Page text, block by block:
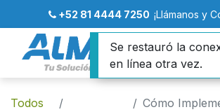
+52 81 4444 7250 ¡Llámanos y
Todos
Cómo Implementar el Rollo
Se restauró la
en línea otra vez.